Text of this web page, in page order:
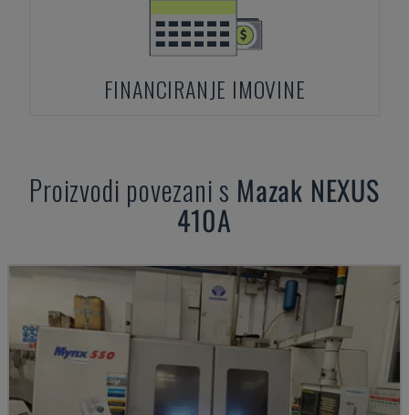
FINANCIRANJE IMOVINE
Proizvodi povezani s Mazak NEXUS
410A